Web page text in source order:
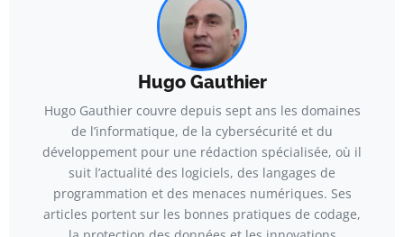
Hugo Gauthier
Hugo Gauthier couvre depuis sept ans les domaines
de l’informatique, de la cybersécurité et du
développement pour une rédaction spécialisée, où il
suit l’actualité des logiciels, des langages de
programmation et des menaces numériques. Ses
articles portent sur les bonnes pratiques de codage,